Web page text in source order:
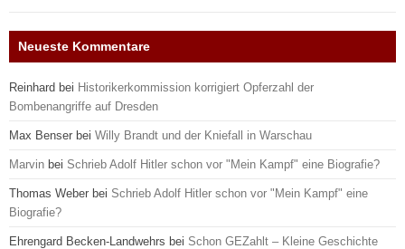
Neueste Kommentare
Reinhard bei Historikerkommission korrigiert Opferzahl der
Bombenangriffe auf Dresden
Max Benser bei Willy Brandt und der Kniefall in Warschau
Marvin bei Schrieb Adolf Hitler schon vor "Mein Kampf" eine Biografie?
Thomas Weber bei Schrieb Adolf Hitler schon vor "Mein Kampf" eine
Biografie?
Ehrengard Becken-Landwehrs bei Schon GEZahlt – Kleine Geschichte